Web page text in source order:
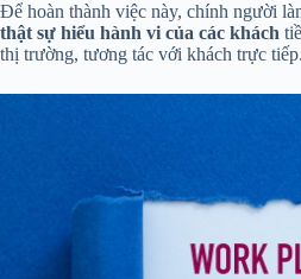
Để hoàn thành việc này, chính người
thật sự hiểu hành vi của các khách
thị trường, tương tác với khách trực tiếp.